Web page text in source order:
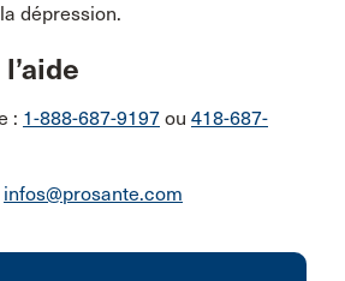
dépression.
: 1-888-687-9197 ou 418-687-
infos@prosante.com